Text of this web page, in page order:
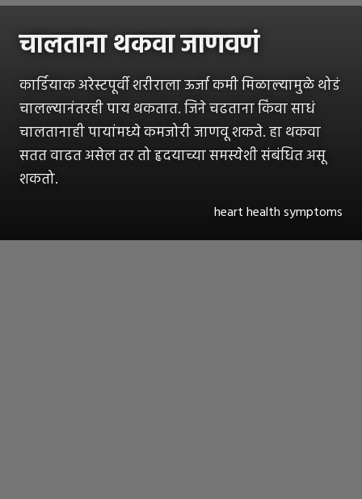
चालताना थकवा जाणवणं
कार्डियाक अरेस्टपूर्वी शरीराला ऊर्जा कमी मिळाल्यामुळे थोडं
चालल्यानंतरही पाय थकतात. जिने चढताना किंवा साधं
चालतानाही पायांमध्ये कमजोरी जाणवू शकते. हा थकवा
सतत वाढत असेल तर तो हृदयाच्या समस्येशी संबंधित असू
शकतो.
heart health symptoms